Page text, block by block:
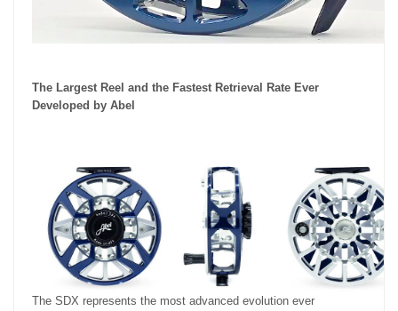
The Largest Reel and the Fastest Retrieval Rate Ever
Developed by Abel
The SDX represents the most advanced evolution ever